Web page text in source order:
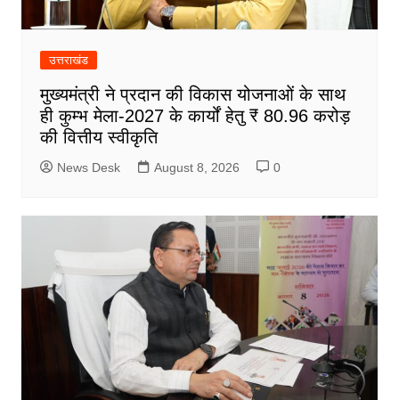
उत्तराखंड
मुख्यमंत्री ने प्रदान की विकास योजनाओं के साथ
ही कुम्भ मेला-2027 के कार्यों हेतु ₹ 80.96 करोड़
की वित्तीय स्वीकृति
News Desk August 8, 2026 0